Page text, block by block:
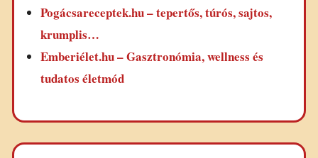
Pogácsareceptek.hu – tepertős, túrós, sajtos,
krumplis…
Emberiélet.hu – Gasztronómia, wellness és
tudatos életmód